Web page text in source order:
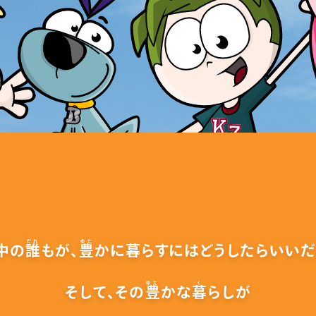
の誰
だれ
もが、 豊
ゆた
かに暮らすには どうしたらいいだ
そして、その 豊
ゆた
かな暮
く
らしが